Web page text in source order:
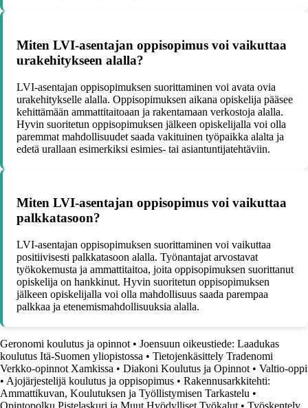
Miten LVI-asentajan oppisopimus voi vaikuttaa
urakehitykseen alalla?
LVI-asentajan oppisopimuksen suorittaminen voi avata ovia
urakehitykselle alalla. Oppisopimuksen aikana opiskelija pääsee
kehittämään ammattitaitoaan ja rakentamaan verkostoja alalla.
Hyvin suoritetun oppisopimuksen jälkeen opiskelijalla voi olla
paremmat mahdollisuudet saada vakituinen työpaikka alalta ja
edetä urallaan esimerkiksi esimies- tai asiantuntijatehtäviin.
Miten LVI-asentajan oppisopimus voi vaikuttaa
palkkatasoon?
LVI-asentajan oppisopimuksen suorittaminen voi vaikuttaa
positiivisesti palkkatasoon alalla. Työnantajat arvostavat
työkokemusta ja ammattitaitoa, joita oppisopimuksen suorittanut
opiskelija on hankkinut. Hyvin suoritetun oppisopimuksen
jälkeen opiskelijalla voi olla mahdollisuus saada parempaa
palkkaa ja etenemismahdollisuuksia alalla.
Geronomi koulutus ja opinnot • Joensuun oikeustiede: Laadukas
koulutus Itä-Suomen yliopistossa • Tietojenkäsittely Tradenomi
Verkko-opinnot Xamkissa • Diakoni Koulutus ja Opinnot • Valtio-oppi
• Ajojärjestelijä koulutus ja oppisopimus • Rakennusarkkitehti:
Ammattikuvan, Koulutuksen ja Työllistymisen Tarkastelu •
Opintopolku Pistelaskuri ja Muut Hyödylliset Työkalut • Työskentely